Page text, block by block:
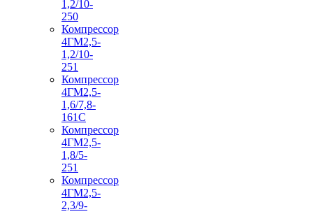
1,2/10-
250
Компрессор
4ГМ2,5-
1,2/10-
251
Компрессор
4ГМ2,5-
1,6/7,8-
161С
Компрессор
4ГМ2,5-
1,8/5-
251
Компрессор
4ГМ2,5-
2,3/9-